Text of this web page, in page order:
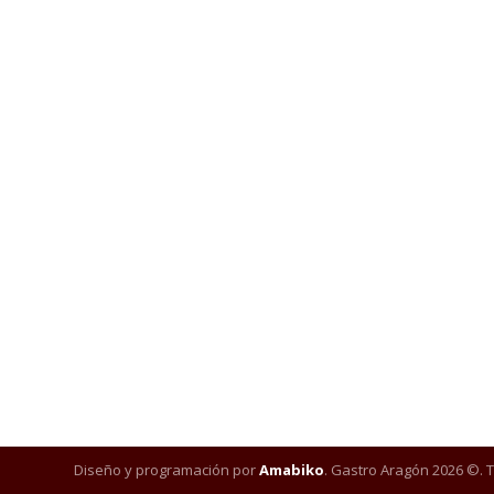
Diseño y programación porAmabiko. Gastro Aragón 2026 ©.